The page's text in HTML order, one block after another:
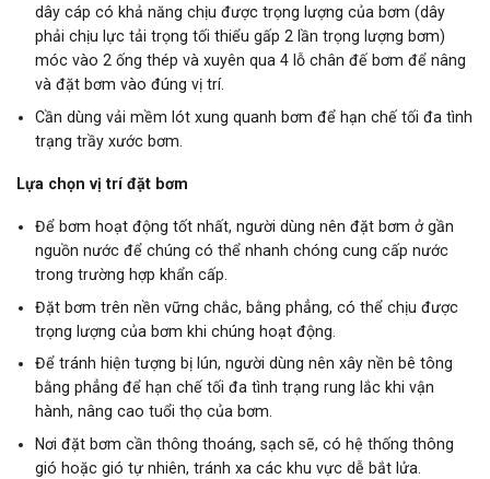
dây cáp có khả năng chịu được trọng lượng của bơm (dây
phải chịu lực tải trọng tối thiểu gấp 2 lần trọng lượng bơm)
móc vào 2 ống thép và xuyên qua 4 lỗ chân đế bơm để nâng
và đặt bơm vào đúng vị trí.
Cần dùng vải mềm lót xung quanh bơm để hạn chế tối đa tình
trạng trầy xước bơm.
Lựa chọn vị trí đặt bơm
Để bơm hoạt động tốt nhất, người dùng nên đặt bơm ở gần
nguồn nước để chúng có thể nhanh chóng cung cấp nước
trong trường hợp khẩn cấp.
Đặt bơm trên nền vững chắc, bằng phẳng, có thể chịu được
trọng lượng của bơm khi chúng hoạt động.
Để tránh hiện tượng bị lún, người dùng nên xây nền bê tông
bằng phẳng để hạn chế tối đa tình trạng rung lắc khi vận
hành, nâng cao tuổi thọ của bơm.
Nơi đặt bơm cần thông thoáng, sạch sẽ, có hệ thống thông
gió hoặc gió tự nhiên, tránh xa các khu vực dễ bắt lửa.